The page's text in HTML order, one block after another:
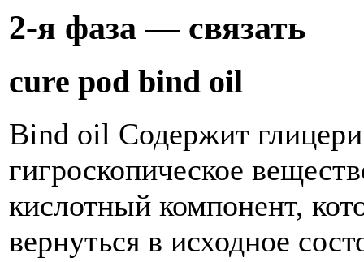
2-я фаза — связать
cure pod bind oil
Bind oil Содержит
гигроскопическое
кислотный компонент,
вернуться в исходное